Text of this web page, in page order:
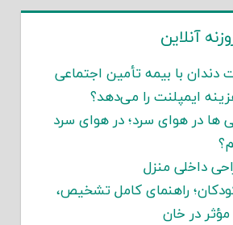
آنلاین
دندان با بیمه تأمین اجتماعی
ها در هوای سرد؛ در هوای سرد
داخلی منزل
راهنمای کامل تشخیص،
در خان